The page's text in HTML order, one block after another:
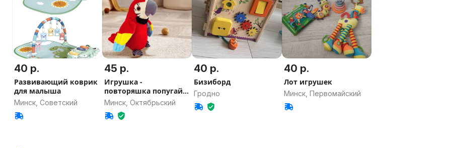
40 р.
Развивающий коврик
для малыша
Минск, Советский
45 р.
Игрушка -
повторяшка попугай
новый
Минск, Октябрьский
40 р.
Бизиборд
Гродно
40 р.
Лот игрушек
Минск, Первомайский